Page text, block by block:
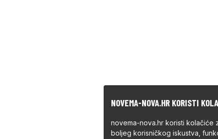
NOVEMA-NOVA.HR KORISTI
novema-nova.hr koristi kolačiće
boljeg korisničkog iskustva,